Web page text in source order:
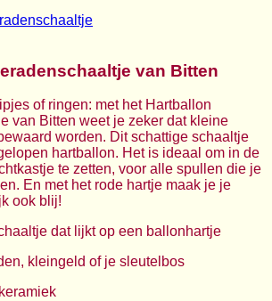
van Bitten
of ringen: met het Hartballon
van Bitten weet je zeker dat kleine
worden. Dit schattige schaaltje
hartballon. Het is ideaal om in de
te zetten, voor alle spullen die je
En met het rode hartje maak je je
ook blij!
dat lijkt op een ballonhartje
kleingeld of je sleutelbos